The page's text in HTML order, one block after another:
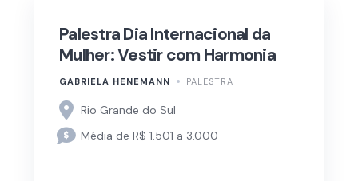
Palestra Dia Internacional da
Mulher: Vestir com Harmonia
GABRIELA HENEMANN PALESTRA
Rio Grande do Sul
Média de R$ 1.501 a 3.000